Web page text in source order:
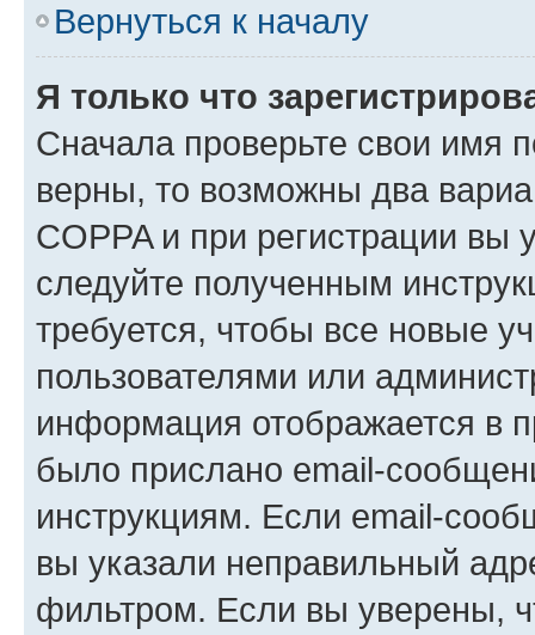
Вернуться к началу
Я только что
Сначала проверьте свои имя
верны, то возможны два
COPPA и при регистрации вы
следуйте полученным
требуется, чтобы все новые
пользователями или
информация отображается в
было прислано email-
инструкциям. Если email-
вы указали неправильный
фильтром. Если вы уверены,